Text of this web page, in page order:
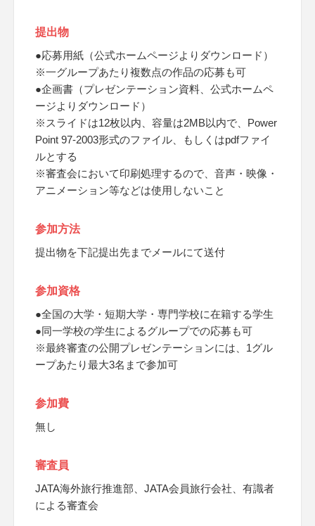
提出物
●応募用紙（公式ホームページよりダウンロード）
※一グループあたり複数点の作品の応募も可
●企画書（プレゼンテーション資料、公式ホームペ
ージよりダウンロード）
※スライドは12枚以内、容量は2MB以内で、Power
Point 97-2003形式のファイル、もしくはpdfファイ
ルとする
※審査会において印刷処理するので、音声・映像・
アニメーション等などは使用しないこと
参加方法
提出物を下記提出先までメールにて送付
参加資格
●全国の大学・短期大学・専門学校に在籍する学生
●同一学校の学生によるグループでの応募も可
※最終審査の公開プレゼンテーションには、1グル
ープあたり最大3名まで参加可
参加費
無し
審査員
JATA海外旅行推進部、JATA会員旅行会社、有識者
による審査会